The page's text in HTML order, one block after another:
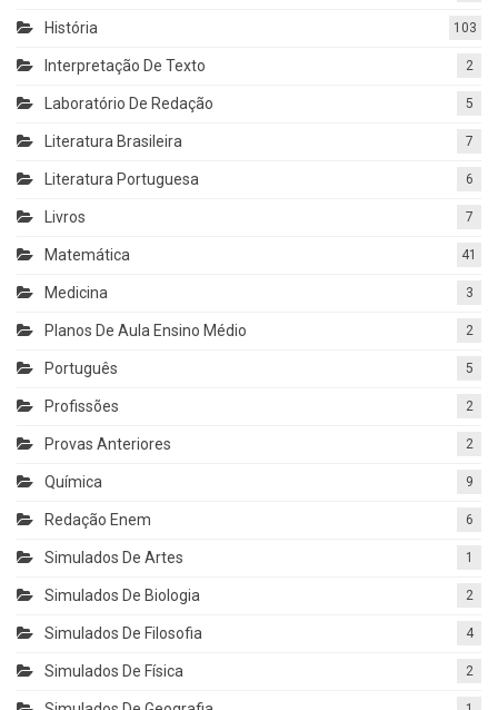
História 103
Interpretação De Texto 2
Laboratório De Redação 5
Literatura Brasileira 7
Literatura Portuguesa 6
Livros 7
Matemática 41
Medicina 3
Planos De Aula Ensino Médio 2
Português 5
Profissões 2
Provas Anteriores 2
Química 9
Redação Enem 6
Simulados De Artes 1
Simulados De Biologia 2
Simulados De Filosofia 4
Simulados De Física 2